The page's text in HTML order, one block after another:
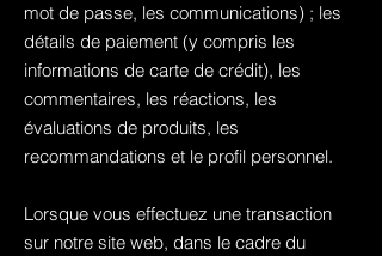
mot de passe, les communications) ; les
détails de paiement (y compris les
informations de carte de crédit), les
commentaires, les réactions, les
évaluations de produits, les
recommandations et le profil personnel.
Lorsque vous effectuez une transaction
sur notre site web, dans le cadre du